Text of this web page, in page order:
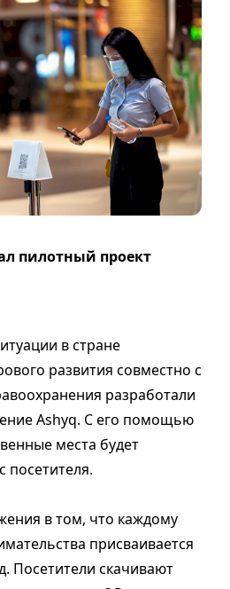
пилотный проект
в стране
развития совместно с
разработали
Ashyq. С его помощью
места будет
посетителя.
в том, что каждому
присваивается
Посетители скачивают